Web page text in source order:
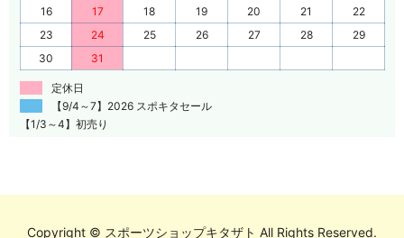
16
17 18 19 20 21
22
23
24 25 26 27 28
29
30
31
定休日
【9/4～7】2026 スポキタセール
【1/3～4】初売り
Copyright © スポーツショップキタザト All Rights Reserved.